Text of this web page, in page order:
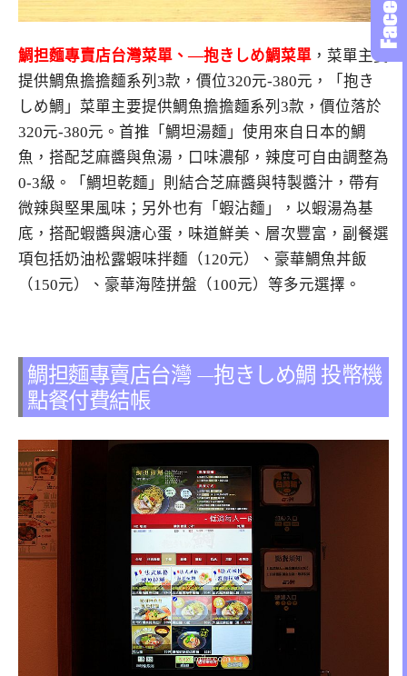
鯛担麵專賣店台灣菜單、—抱きしめ鯛菜單 ，菜單主要
提供鯛魚擔擔麵系列3款，價位320元-380元，「抱き
しめ鯛」菜單主要提供鯛魚擔擔麵系列3款，價位落於
320元-380元。首推「鯛坦湯麵」使用來自日本的鯛
魚，搭配芝麻醬與魚湯，口味濃郁，辣度可自由調整為
0-3級。「鯛坦乾麵」則結合芝麻醬與特製醬汁，帶有
微辣與堅果風味；另外也有「蝦沾麵」，以蝦湯為基
底，搭配蝦醬與溏心蛋，味道鮮美、層次豐富，副餐選
項包括奶油松露蝦味拌麵（120元）、豪華鯛魚丼飯
（150元）、豪華海陸拼盤（100元）等多元選擇。
鯛担麵專賣店台灣 —抱きしめ鯛 投幣機
點餐付費結帳